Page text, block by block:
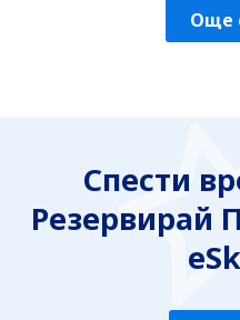
Още
Спести
Резервирай